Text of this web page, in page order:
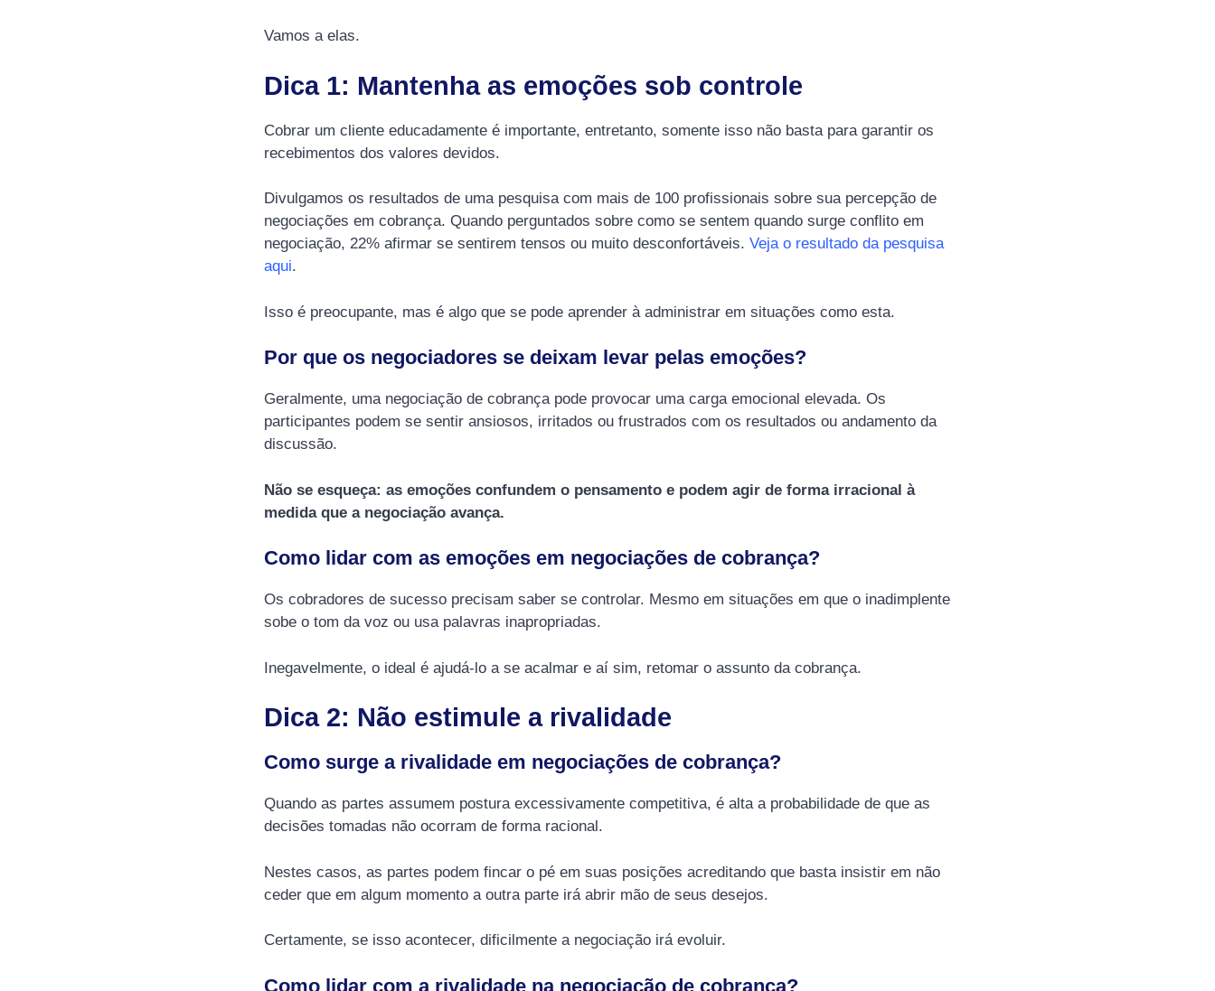
Vamos a elas.
Dica 1: Mantenha as emoções sob controle
Cobrar um cliente educadamente é importante, entretanto, somente isso não basta para garantir os
recebimentos dos valores devidos.
Divulgamos os resultados de uma pesquisa com mais de 100 profissionais sobre sua percepção de
negociações em cobrança. Quando perguntados sobre como se sentem quando surge conflito em
negociação, 22% afirmar se sentirem tensos ou muito desconfortáveis. Veja o resultado da pesquisa
aqui.
Isso é preocupante, mas é algo que se pode aprender à administrar em situações como esta.
Por que os negociadores se deixam levar pelas emoções?
Geralmente, uma negociação de cobrança pode provocar uma carga emocional elevada. Os
participantes podem se sentir ansiosos, irritados ou frustrados com os resultados ou andamento da
discussão.
Não se esqueça: as emoções confundem o pensamento e podem agir de forma irracional à
medida que a negociação avança.
Como lidar com as emoções em negociações de cobrança?
Os cobradores de sucesso precisam saber se controlar. Mesmo em situações em que o inadimplente
sobe o tom da voz ou usa palavras inapropriadas.
Inegavelmente, o ideal é ajudá-lo a se acalmar e aí sim, retomar o assunto da cobrança.
Dica 2: Não estimule a rivalidade
Como surge a rivalidade em negociações de cobrança?
Quando as partes assumem postura excessivamente competitiva, é alta a probabilidade de que as
decisões tomadas não ocorram de forma racional.
Nestes casos, as partes podem fincar o pé em suas posições acreditando que basta insistir em não
ceder que em algum momento a outra parte irá abrir mão de seus desejos.
Certamente, se isso acontecer, dificilmente a negociação irá evoluir.
Como lidar com a rivalidade na negociação de cobrança?